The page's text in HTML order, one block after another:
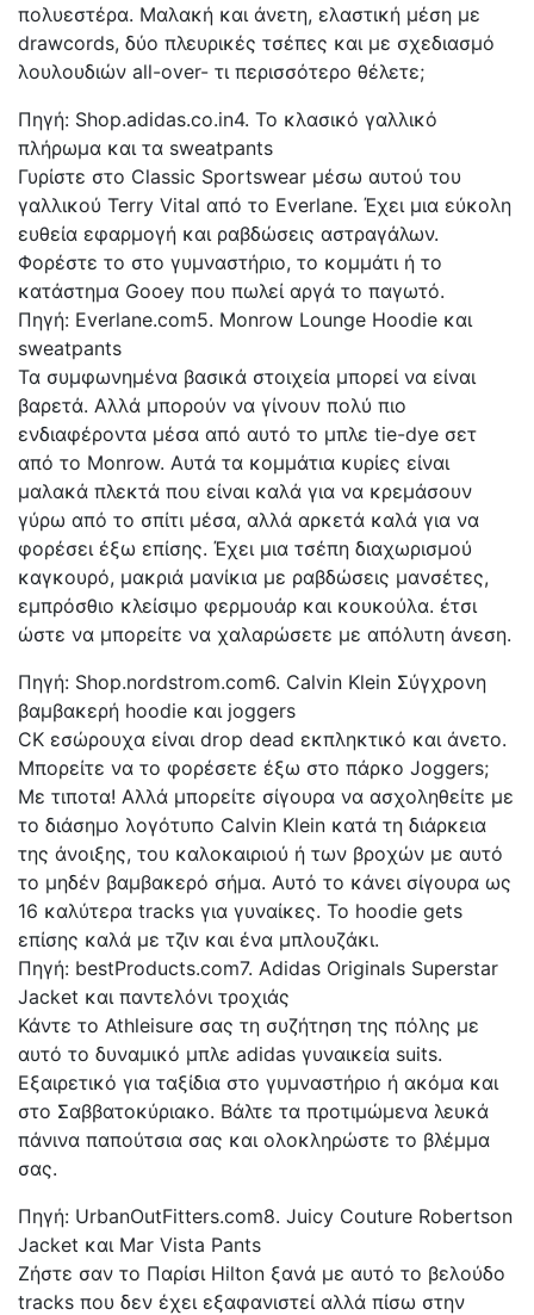
πολυεστέρα. Μαλακή και άνετη, ελαστική μέση με
drawcords, δύο πλευρικές τσέπες και με σχεδιασμό
λουλουδιών all-over- τι περισσότερο θέλετε;
Πηγή: Shop.adidas.co.in4. Το κλασικό γαλλικό
πλήρωμα και τα sweatpants
Γυρίστε στο Classic Sportswear μέσω αυτού του
γαλλικού Terry Vital από το Everlane. Έχει μια εύκολη
ευθεία εφαρμογή και ραβδώσεις αστραγάλων.
Φορέστε το στο γυμναστήριο, το κομμάτι ή το
κατάστημα Gooey που πωλεί αργά το παγωτό.
Πηγή: Everlane.com5. Monrow Lounge Hoodie και
sweatpants
Τα συμφωνημένα βασικά στοιχεία μπορεί να είναι
βαρετά. Αλλά μπορούν να γίνουν πολύ πιο
ενδιαφέροντα μέσα από αυτό το μπλε tie-dye σετ
από το Monrow. Αυτά τα κομμάτια κυρίες είναι
μαλακά πλεκτά που είναι καλά για να κρεμάσουν
γύρω από το σπίτι μέσα, αλλά αρκετά καλά για να
φορέσει έξω επίσης. Έχει μια τσέπη διαχωρισμού
καγκουρό, μακριά μανίκια με ραβδώσεις μανσέτες,
εμπρόσθιο κλείσιμο φερμουάρ και κουκούλα. έτσι
ώστε να μπορείτε να χαλαρώσετε με απόλυτη άνεση.
Πηγή: Shop.nordstrom.com6. Calvin Klein Σύγχρονη
βαμβακερή hoodie και joggers
CK εσώρουχα είναι drop dead εκπληκτικό και άνετο.
Μπορείτε να το φορέσετε έξω στο πάρκο Joggers;
Με τιποτα! Αλλά μπορείτε σίγουρα να ασχοληθείτε με
το διάσημο λογότυπο Calvin Klein κατά τη διάρκεια
της άνοιξης, του καλοκαιριού ή των βροχών με αυτό
το μηδέν βαμβακερό σήμα. Αυτό το κάνει σίγουρα ως
16 καλύτερα tracks για γυναίκες. Το hoodie gets
επίσης καλά με τζιν και ένα μπλουζάκι.
Πηγή: bestProducts.com7. Adidas Originals Superstar
Jacket και παντελόνι τροχιάς
Κάντε το Athleisure σας τη συζήτηση της πόλης με
αυτό το δυναμικό μπλε adidas γυναικεία suits.
Εξαιρετικό για ταξίδια στο γυμναστήριο ή ακόμα και
στο Σαββατοκύριακο. Βάλτε τα προτιμώμενα λευκά
πάνινα παπούτσια σας και ολοκληρώστε το βλέμμα
σας.
Πηγή: UrbanOutFitters.com8. Juicy Couture Robertson
Jacket και Mar Vista Pants
Ζήστε σαν το Παρίσι Hilton ξανά με αυτό το βελούδο
tracks που δεν έχει εξαφανιστεί αλλά πίσω στην